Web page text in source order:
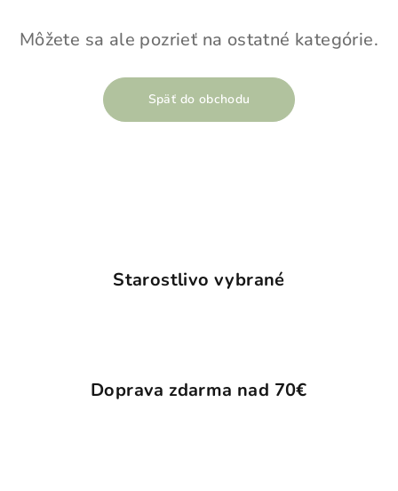
Môžete sa ale pozrieť na ostatné kategórie.
Späť do obchodu
Starostlivo vybrané
Doprava zdarma nad 70€